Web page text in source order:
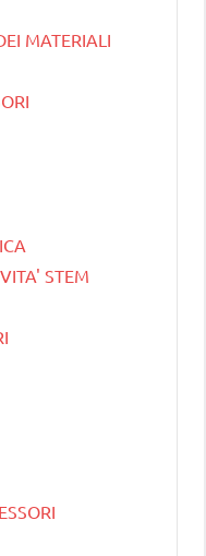
MATERIALI
STEM